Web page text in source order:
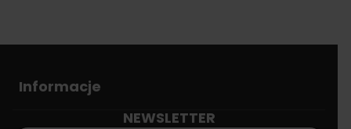
Informacje
NEWSLETTER